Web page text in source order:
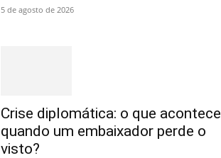
5 de agosto de 2026
Crise diplomática: o que acontece
quando um embaixador perde o
visto?